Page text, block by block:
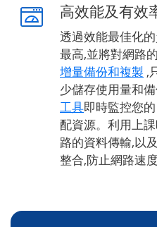
高效能及有效
透過效能最佳化
最高,並將對網路
增量備份和複製 ,
少儲存使用量和
工具即時監控您
配資源。利用上
路的資料傳輸,以
整合,防止網路速度